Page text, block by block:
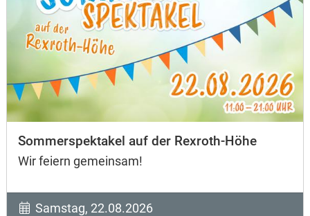
Sommerspektakel auf der Rexroth-Höhe
Wir feiern gemeinsam!
Samstag, 22.08.2026